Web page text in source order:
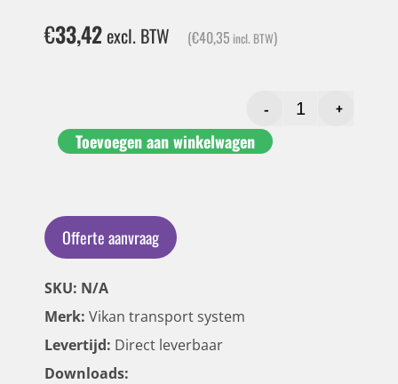
€33,42excl. BTW (€40,35 incl. BTW)
-
+
Toevoegen aan winkelwagen
Offerte aanvraag
SKU: N/A
Merk: Vikan transport system
Levertijd: Direct leverbaar
Downloads: